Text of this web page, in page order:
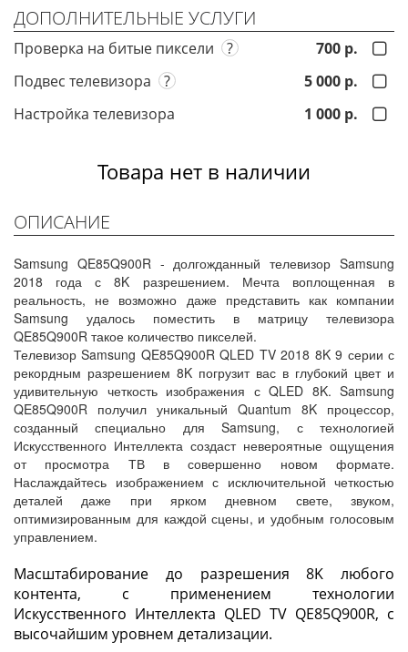
ДОПОЛНИТЕЛЬНЫЕ УСЛУГИ
Проверка на битые пиксели ?
700 р.
Подвес телевизора
?
5 000 р.
Настройка телевизора
1 000 р.
Товара нет в наличии
ОПИСАНИЕ
Samsung QE85Q900R - долгожданный телевизор Samsung
2018 года с 8K разрешением. Мечта воплощенная в
реальность, не возможно даже представить как компании
Samsung удалось поместить в матрицу телевизора
QE85Q900R такое количество пикселей.
Телевизор Samsung QE85Q900R QLED TV 2018 8K 9 серии с
рекордным разрешением 8K погрузит вас в глубокий цвет и
удивительную четкость изображения с QLED 8K. Samsung
QE85Q900R получил уникальный Quantum 8K процессор,
созданный специально для Samsung, с технологией
Искусственного Интеллекта создаст невероятные ощущения
от просмотра ТВ в совершенно новом формате.
Наслаждайтесь изображением с исключительной четкостью
деталей даже при ярком дневном свете, звуком,
оптимизированным для каждой сцены, и удобным голосовым
управлением.
Масштабирование до разрешения 8K любого
контента, с применением технологии
Искусственного Интеллекта QLED TV QE85Q900R, с
высочайшим уровнем детализации.